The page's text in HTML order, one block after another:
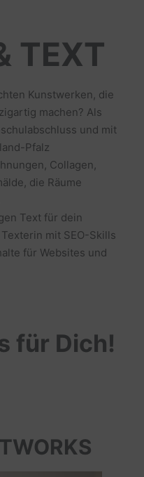
TEXT
Kunstwerken, die
machen? Als
und mit
Pfalz
Collagen,
die Räume
Text für dein
mit SEO-Skills
für Websites und
für Dich!